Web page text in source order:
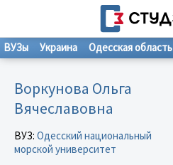
ВУЗы Украина Одесская область
Воркунова Ольга
Вячеславовна
ВУЗ: Одесский национальный
морской университет